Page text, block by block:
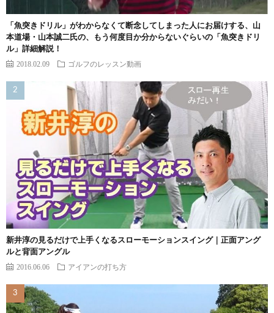
「魚突きドリル」がわからなくて断念してしまった人にお届けする、山
本道場・山本誠二氏の、もう何度目か分からないぐらいの「魚突きドリ
ル」詳細解説！
2018.02.09 ゴルフのレッスン動画
新井淳の見るだけで上手くなるスローモーションスイング｜正面アング
ルと背面アングル
2016.06.06 アイアンの打ち方